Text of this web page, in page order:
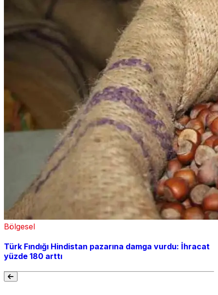
Bölgesel
Türk Fındığı Hindistan pazarına damga vurdu: İhracat
yüzde 180 arttı